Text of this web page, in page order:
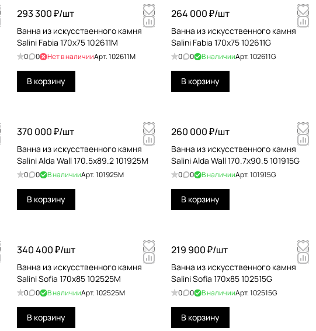
293 300 ₽/шт
Ванна из искусственного камня
Salini Fabia 170x75 102611M
0 0 Нет в наличииАрт.102611M
В корзину
264 000 ₽/шт
Ванна из искусственного камня
Salini Fabia 170x75 102611G
0 0 В наличииАрт.102611G
В корзину
370 000 ₽/шт
Ванна из искусственного камня
Salini Alda Wall 170.5x89.2 101925M
0 0 В наличииАрт.101925M
В корзину
260 000 ₽/шт
Ванна из искусственного камня
Salini Alda Wall 170.7x90.5 101915G
0 0 В наличииАрт.101915G
В корзину
340 400 ₽/шт
Ванна из искусственного камня
Salini Sofia 170x85 102525M
0 0 В наличииАрт.102525M
В корзину
219 900 ₽/шт
Ванна из искусственного камня
Salini Sofia 170x85 102515G
0 0 В наличииАрт.102515G
В корзину